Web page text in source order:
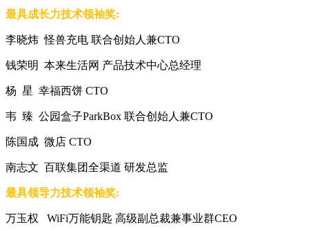
最具成长力技术领袖奖:
李晓炜 怪兽充电 联合创始人兼CTO
钱荣明 本来生活网 产品技术中心总经理
杨 星 幸福西饼 CTO
韦 臻 公园盒子ParkBox 联合创始人兼CTO
陈国成 微店 CTO
南志文 百联集团全渠道 研发总监
最具领导力技术领袖奖:
万玉权 WiFi万能钥匙 高级副总裁兼事业群CEO